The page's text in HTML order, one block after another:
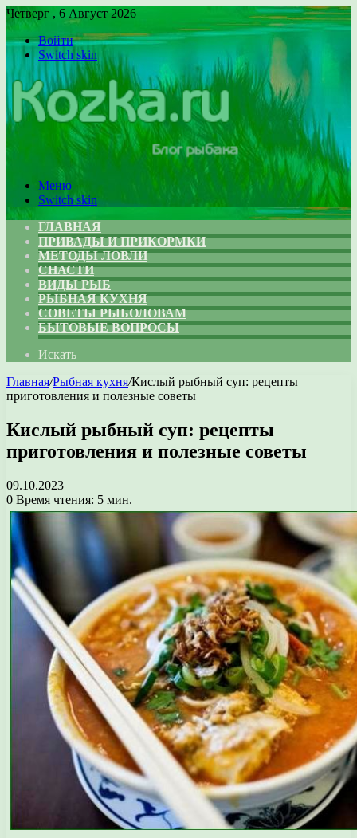
Четверг , 6 Август 2026
Войти
Switch skin
Меню
Switch skin
ГЛАВНАЯ
ПРИВАДЫ И ПРИКОРМКИ
МЕТОДЫ ЛОВЛИ
СНАСТИ
ВИДЫ РЫБ
РЫБНАЯ КУХНЯ
СОВЕТЫ РЫБОЛОВАМ
БЫТОВЫЕ ВОПРОСЫ
Искать
Главная/Рыбная кухня/Кислый рыбный суп: рецепты
приготовления и полезные советы
Кислый рыбный суп: рецепты
приготовления и полезные советы
09.10.2023
0 Время чтения: 5 мин.